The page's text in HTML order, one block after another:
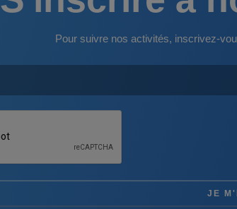
Pour suivre nos activités, inscrivez-